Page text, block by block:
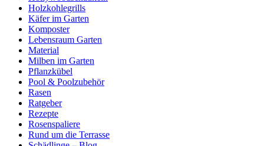
Holzkohlegrills
Käfer im Garten
Komposter
Lebensraum Garten
Material
Milben im Garten
Pflanzkübel
Pool & Poolzubehör
Rasen
Ratgeber
Rezepte
Rosenspaliere
Rund um die Terrasse